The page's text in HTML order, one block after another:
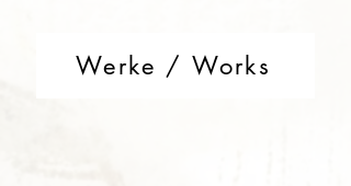
Werke / Works